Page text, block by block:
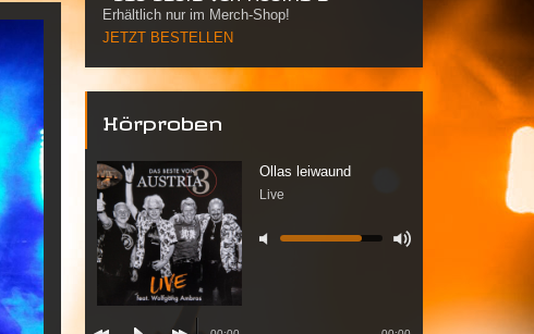
Erhältlich nur im Merch-Shop!
JETZT BESTELLEN
Hörproben
Ollas leiwaund
Live